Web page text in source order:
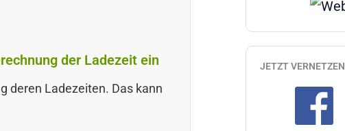
der Ladezeit ein
deren Ladezeiten. Das kann
JETZT VERNETZEN